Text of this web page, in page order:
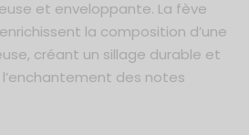
et enveloppante. La fève
la composition d’une
créant un sillage durable et
des notes